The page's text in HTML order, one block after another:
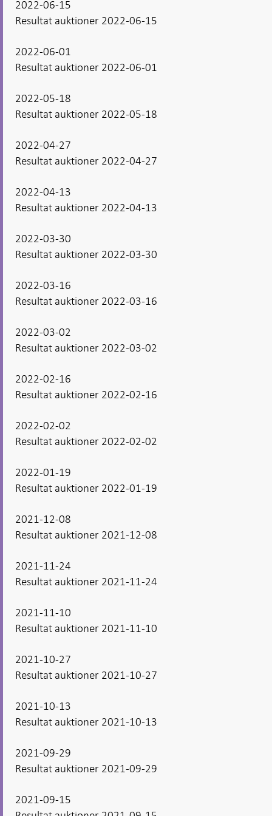
2022-06-15
Resultat auktioner 2022-06-15
2022-06-01
Resultat auktioner 2022-06-01
2022-05-18
Resultat auktioner 2022-05-18
2022-04-27
Resultat auktioner 2022-04-27
2022-04-13
Resultat auktioner 2022-04-13
2022-03-30
Resultat auktioner 2022-03-30
2022-03-16
Resultat auktioner 2022-03-16
2022-03-02
Resultat auktioner 2022-03-02
2022-02-16
Resultat auktioner 2022-02-16
2022-02-02
Resultat auktioner 2022-02-02
2022-01-19
Resultat auktioner 2022-01-19
2021-12-08
Resultat auktioner 2021-12-08
2021-11-24
Resultat auktioner 2021-11-24
2021-11-10
Resultat auktioner 2021-11-10
2021-10-27
Resultat auktioner 2021-10-27
2021-10-13
Resultat auktioner 2021-10-13
2021-09-29
Resultat auktioner 2021-09-29
2021-09-15